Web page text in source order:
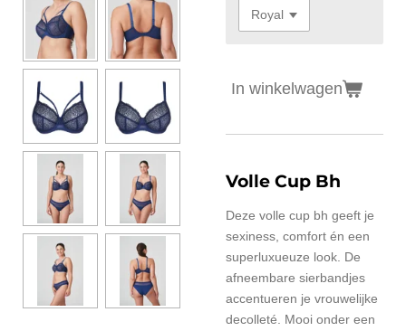
In winkelwagen
Volle Cup Bh
Deze volle cup bh geeft je
sexiness, comfort én een
superluxueuze look. De
afneembare sierbandjes
accentueren je vrouwelijke
decolleté. Mooi onder een